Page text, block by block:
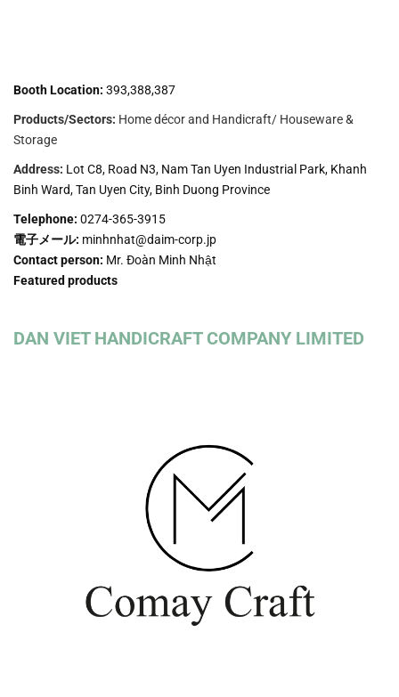
Booth Location: 393,388,387
Products/Sectors: Home décor and Handicraft/ Houseware &
Storage
Address: Lot C8, Road N3, Nam Tan Uyen Industrial Park, Khanh
Binh Ward, Tan Uyen City, Binh Duong Province
Telephone: 0274-365-3915
電子メール: minhnhat@daim-corp.jp
Contact person: Mr. Đoàn Minh Nhật
Featured products
DAN VIET HANDICRAFT COMPANY LIMITED